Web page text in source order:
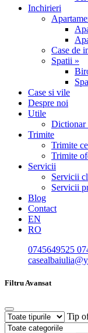
Inchirieri
Case de
Spatii »
Case si vile
Despre noi
Utile
Trimite
Trimite
Trimite
Servicii
Servicii
Servicii
Blog
Contact
EN
RO
0745649525
Filtru Avansat
Tip